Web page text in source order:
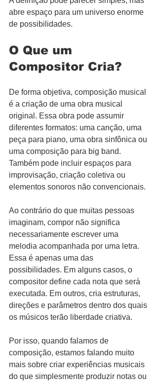
abre espaço para um universo enorme
de possibilidades.
O Que um
Compositor Cria?
De forma objetiva, composição musical
é a criação de uma obra musical
original. Essa obra pode assumir
diferentes formatos: uma canção, uma
peça para piano, uma obra sinfônica ou
uma composição para big band.
Também pode incluir espaços para
improvisação, criação coletiva ou
elementos sonoros não convencionais.
Ao contrário do que muitas pessoas
imaginam, compor não significa
necessariamente escrever uma
melodia acompanhada por uma letra.
Essa é apenas uma das
possibilidades. Em alguns casos, o
compositor define cada nota que será
executada. Em outros, cria estruturas,
direções e parâmetros dentro dos quais
os músicos terão liberdade criativa.
Por isso, quando falamos de
composição, estamos falando muito
mais sobre criar experiências musicais
do que simplesmente produzir notas ou